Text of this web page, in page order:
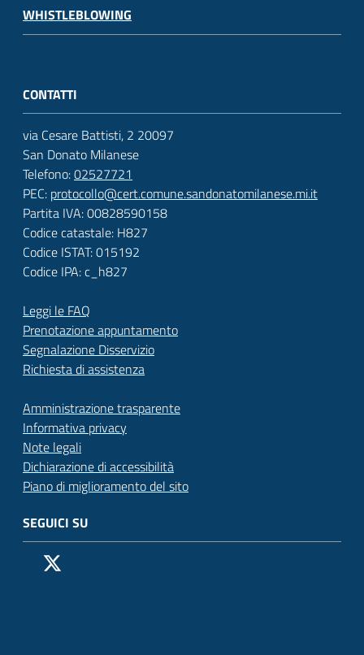
WHISTLEBLOWING
CONTATTI
via Cesare Battisti, 2 20097
San Donato Milanese
Telefono:02527721
PEC: protocollo@cert.comune.sandonatomilanese.mi.it
Partita IVA: 00828590158
Codice catastale: H827
Codice ISTAT: 015192
Codice IPA: c_h827
Leggi le FAQ
Prenotazione appuntamento
Segnalazione Disservizio
Richiesta di assistenza
Amministrazione trasparente
Informativa privacy
Note legali
Dichiarazione di accessibilità
Piano di miglioramento del sito
SEGUICI SU
Pagina Facebook del Comune di San Donato Milanese